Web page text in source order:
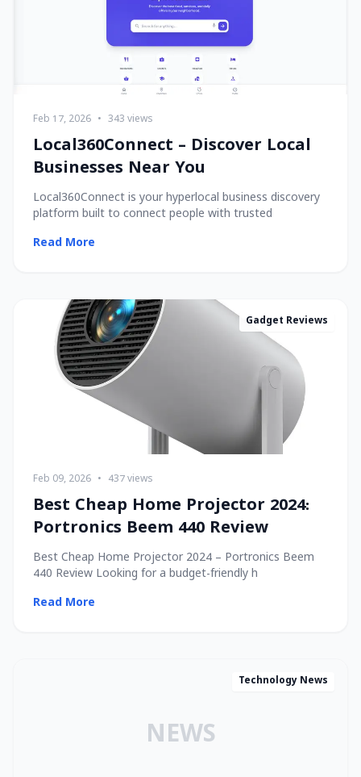
Feb 17, 2026 • 343 views
Local360Connect – Discover Local
Businesses Near You
Local360Connect is your hyperlocal business discovery
platform built to connect people with trusted
Read More
Gadget Reviews
Feb 09, 2026 • 437 views
Best Cheap Home Projector 2024:
Portronics Beem 440 Review
Best Cheap Home Projector 2024 – Portronics Beem
440 Review Looking for a budget-friendly h
Read More
NEWS
Technology News